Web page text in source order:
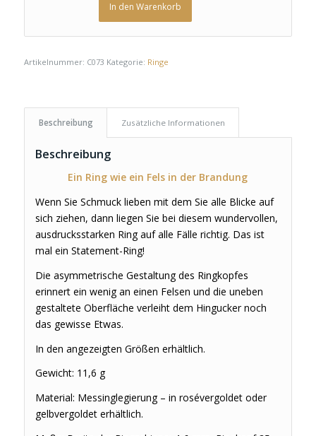
In den Warenkorb
Artikelnummer: C073 Kategorie: Ringe
Beschreibung Zusätzliche Informationen
Beschreibung
Ein Ring wie ein Fels in der Brandung
Wenn Sie Schmuck lieben mit dem Sie alle Blicke auf
sich ziehen, dann liegen Sie bei diesem wundervollen,
ausdrucksstarken Ring auf alle Fälle richtig. Das ist
mal ein Statement-Ring!
Die asymmetrische Gestaltung des Ringkopfes
erinnert ein wenig an einen Felsen und die uneben
gestaltete Oberfläche verleiht dem Hingucker noch
das gewisse Etwas.
In den angezeigten Größen erhältlich.
Gewicht: 11,6 g
Material: Messinglegierung – in rosévergoldet oder
gelbvergoldet erhältlich.